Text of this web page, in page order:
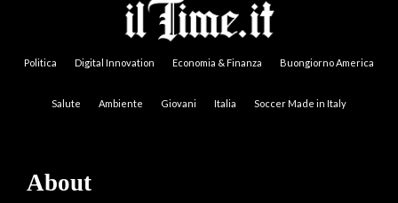
Politica Digital Innovation Economia & Finanza Buongiorno America
Salute Ambiente Giovani Italia Soccer Made in Italy
About